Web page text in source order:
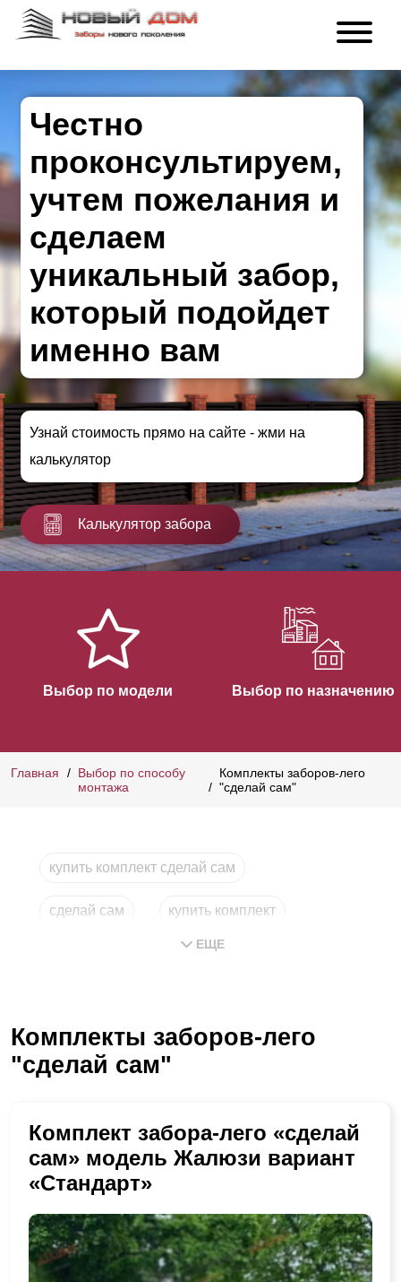
Честно
проконсультируем,
учтем пожелания и
сделаем
уникальный забор,
который подойдет
именно вам
Узнай стоимость прямо на сайте - жми на
калькулятор
Калькулятор забора
Выбор по модели Выбор по назначению
Главная
Выбор по способу
монтажа
Комплекты заборов-лего
"сделай сам"
купить комплект сделай сам
сделай сам купить комплект
комплекты
ЕЩЕ
Комплекты заборов-лего
"сделай сам"
Комплект забора-лего «сделай
сам» модель Жалюзи вариант
«Стандарт»